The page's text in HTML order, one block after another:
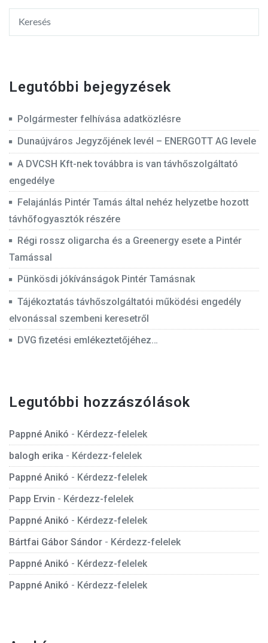
Legutóbbi bejegyzések
Polgármester felhívása adatközlésre
Dunaújváros Jegyzőjének levél – ENERGOTT AG levele
A DVCSH Kft-nek továbbra is van távhőszolgáltató
engedélye
Felajánlás Pintér Tamás által nehéz helyzetbe hozott
távhőfogyasztók részére
Régi rossz oligarcha és a Greenergy esete a Pintér
Tamással
Pünkösdi jókívánságok Pintér Tamásnak
Tájékoztatás távhőszolgáltatói működési engedély
elvonással szembeni keresetről
DVG fizetési emlékeztetőjéhez…
Legutóbbi hozzászólások
Pappné Anikó - Kérdezz-felelek
balogh erika - Kérdezz-felelek
Pappné Anikó - Kérdezz-felelek
Papp Ervin - Kérdezz-felelek
Pappné Anikó - Kérdezz-felelek
Bártfai Gábor Sándor - Kérdezz-felelek
Pappné Anikó - Kérdezz-felelek
Pappné Anikó - Kérdezz-felelek